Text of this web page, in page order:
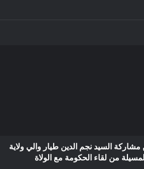
السيد نجم الدين طيار والي ولاية
من لقاء الحكومة مع الولاة